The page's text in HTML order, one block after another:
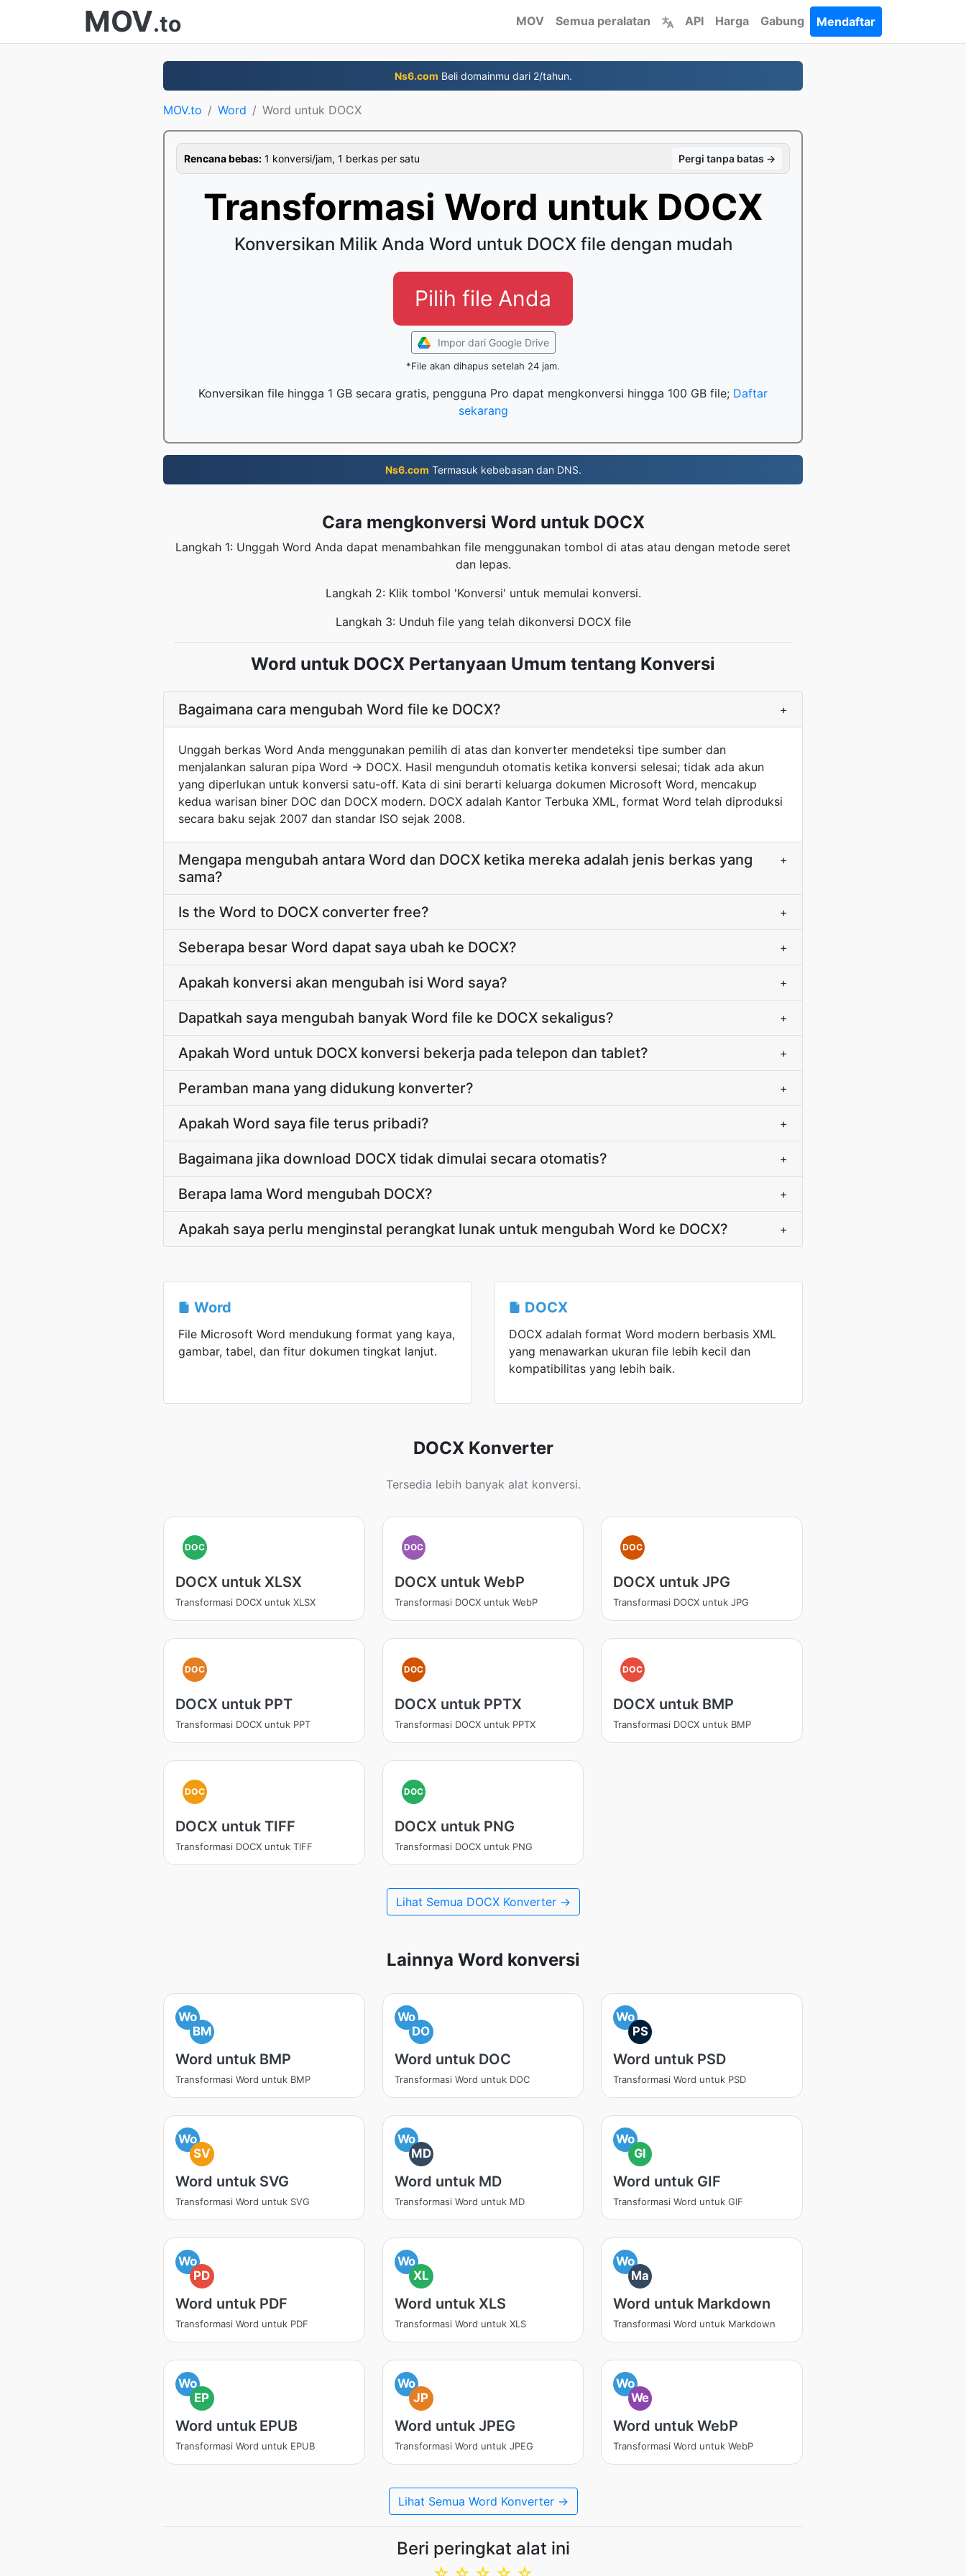
MOV.to MOV Semua peralatan API Harga Gabung Mendaftar
Ns6.com Beli domainmu dari 2/tahun.
MOV.to Word Word untuk DOCX
Rencana bebas: 1 konversi/jam, 1 berkas per satu Pergi tanpa batas →
Transformasi Word untuk DOCX
Konversikan Milik Anda Word untuk DOCX file dengan mudah
Pilih file Anda
Impor dari Google Drive
*File akan dihapus setelah 24 jam.
Konversikan file hingga 1 GB secara gratis, pengguna Pro dapat mengkonversi hingga 100 GB file; Daftar
sekarang
Ns6.com Termasuk kebebasan dan DNS.
Cara mengkonversi Word untuk DOCX
Langkah 1: Unggah Word Anda dapat menambahkan file menggunakan tombol di atas atau dengan metode seret
dan lepas.
Langkah 2: Klik tombol 'Konversi' untuk memulai konversi.
Langkah 3: Unduh file yang telah dikonversi DOCX file
Word untuk DOCX Pertanyaan Umum tentang Konversi
Bagaimana cara mengubah Word file ke DOCX? +
Unggah berkas Word Anda menggunakan pemilih di atas dan konverter mendeteksi tipe sumber dan
menjalankan saluran pipa Word → DOCX. Hasil mengunduh otomatis ketika konversi selesai; tidak ada akun
yang diperlukan untuk konversi satu-off. Kata di sini berarti keluarga dokumen Microsoft Word, mencakup
kedua warisan biner DOC dan DOCX modern. DOCX adalah Kantor Terbuka XML, format Word telah diproduksi
secara baku sejak 2007 dan standar ISO sejak 2008.
Mengapa mengubah antara Word dan DOCX ketika mereka adalah jenis berkas yang
sama?
+
Is the Word to DOCX converter free? +
Seberapa besar Word dapat saya ubah ke DOCX? +
Apakah konversi akan mengubah isi Word saya? +
Dapatkah saya mengubah banyak Word file ke DOCX sekaligus? +
Apakah Word untuk DOCX konversi bekerja pada telepon dan tablet? +
Peramban mana yang didukung konverter? +
Apakah Word saya file terus pribadi? +
Bagaimana jika download DOCX tidak dimulai secara otomatis? +
Berapa lama Word mengubah DOCX? +
Apakah saya perlu menginstal perangkat lunak untuk mengubah Word ke DOCX? +
Word
File Microsoft Word mendukung format yang kaya,
gambar, tabel, dan fitur dokumen tingkat lanjut.
DOCX
DOCX adalah format Word modern berbasis XML
yang menawarkan ukuran file lebih kecil dan
kompatibilitas yang lebih baik.
DOCX Konverter
Tersedia lebih banyak alat konversi.
DOC
DOCX untuk XLSX
Transformasi DOCX untuk XLSX
DOC
DOCX untuk WebP
Transformasi DOCX untuk WebP
DOC
DOCX untuk JPG
Transformasi DOCX untuk JPG
DOC
DOCX untuk PPT
Transformasi DOCX untuk PPT
DOC
DOCX untuk PPTX
Transformasi DOCX untuk PPTX
DOC
DOCX untuk BMP
Transformasi DOCX untuk BMP
DOC
DOCX untuk TIFF
Transformasi DOCX untuk TIFF
DOC
DOCX untuk PNG
Transformasi DOCX untuk PNG
Lihat Semua DOCX Konverter →
Lainnya Word konversi
Wo
BM
Word untuk BMP
Transformasi Word untuk BMP
Wo
DO
Word untuk DOC
Transformasi Word untuk DOC
Wo
PS
Word untuk PSD
Transformasi Word untuk PSD
Wo
SV
Word untuk SVG
Transformasi Word untuk SVG
Wo
MD
Word untuk MD
Transformasi Word untuk MD
Wo
GI
Word untuk GIF
Transformasi Word untuk GIF
Wo
PD
Word untuk PDF
Transformasi Word untuk PDF
Wo
XL
Word untuk XLS
Transformasi Word untuk XLS
Wo
Ma
Word untuk Markdown
Transformasi Word untuk Markdown
Wo
EP
Word untuk EPUB
Transformasi Word untuk EPUB
Wo
JP
Word untuk JPEG
Transformasi Word untuk JPEG
Wo
We
Word untuk WebP
Transformasi Word untuk WebP
Lihat Semua Word Konverter →
Beri peringkat alat ini